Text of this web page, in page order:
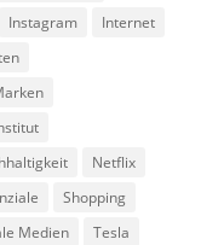
Instagram
Internet
Netflix
Shopping
Medien
Tesla